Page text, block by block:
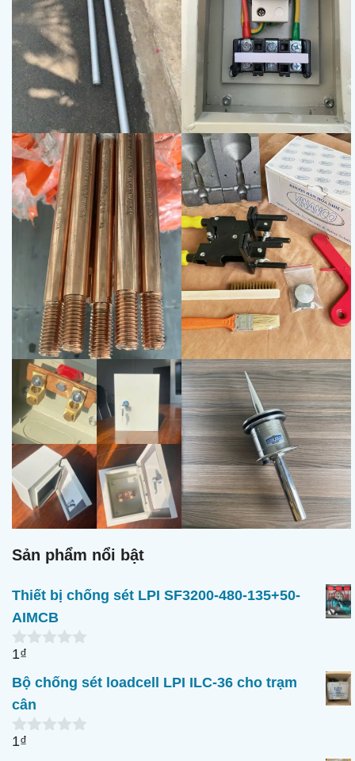
Sản phẩm nổi bật
Thiết bị chống sét LPI SF3200-480-135+50-
AIMCB
0
g
o
à
i
5
1₫
Bộ chống sét loadcell LPI ILC-36 cho trạm
cân
0
1₫